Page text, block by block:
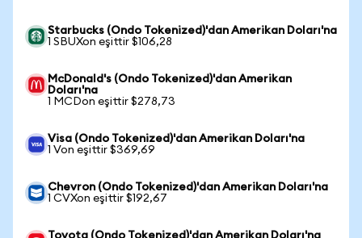
Starbucks (Ondo Tokenized)'dan Amerikan Doları'na
1 SBUXon eşittir $106,28
McDonald's (Ondo Tokenized)'dan Amerikan
Doları'na
1 MCDon eşittir $278,73
Visa (Ondo Tokenized)'dan Amerikan Doları'na
1 Von eşittir $369,69
Chevron (Ondo Tokenized)'dan Amerikan Doları'na
1 CVXon eşittir $192,67
Toyota (Ondo Tokenized)'dan Amerikan Doları'na